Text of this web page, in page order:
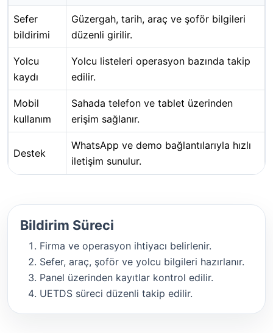
Sefer
bildirimi
Güzergah, tarih, araç ve şoför bilgileri
düzenli girilir.
Yolcu
kaydı
Yolcu listeleri operasyon bazında takip
edilir.
Mobil
kullanım
Sahada telefon ve tablet üzerinden
erişim sağlanır.
Destek
WhatsApp ve demo bağlantılarıyla hızlı
iletişim sunulur.
Bildirim Süreci
Firma ve operasyon ihtiyacı belirlenir.
Sefer, araç, şoför ve yolcu bilgileri hazırlanır.
Panel üzerinden kayıtlar kontrol edilir.
UETDS süreci düzenli takip edilir.